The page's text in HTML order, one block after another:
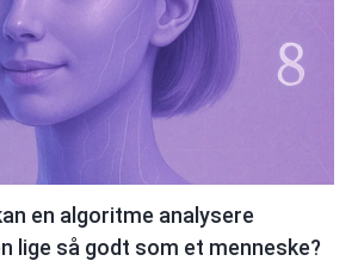
en algoritme analysere
lige så godt som et menneske?